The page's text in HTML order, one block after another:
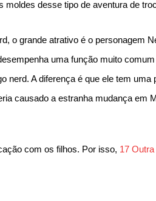
desse tipo de aventura de
o grande atrativo é o personagem
uma função muito
nerd. A diferença é que ele tem
causado a estranha mudança em
com os filhos. Por isso, 17 Outra